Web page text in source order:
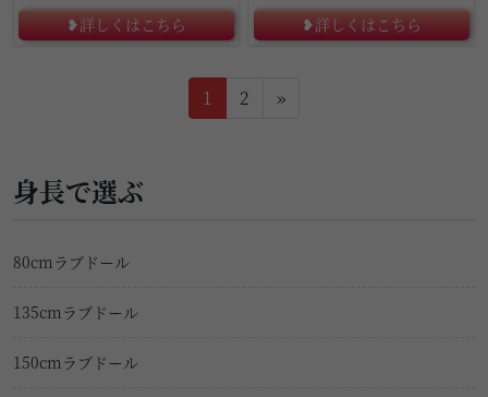
❥詳しくはこちら ❥詳しくはこちら
1 2 »
身長で選ぶ
80cmラブドール
135cmラブドール
150cmラブドール